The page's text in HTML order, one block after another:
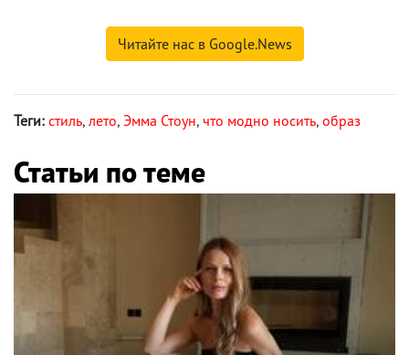
Читайте нас в Google.News
Теги: стиль, лето, Эмма Стоун, что модно носить, образ
Статьи по теме